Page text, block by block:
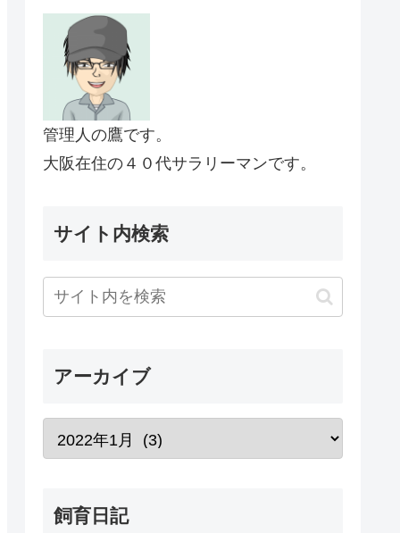
管理人の鷹です。
大阪在住の４０代サラリーマンです。
サイト内検索
アーカイブ
飼育日記